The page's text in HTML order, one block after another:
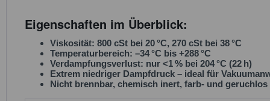
Eigenschaften im Überblick:
Viskosität: 800 cSt bei 20 °C, 270 cSt bei 38 °C
Temperaturbereich: –34 °C bis +288 °C
Verdampfungsverlust: nur <1 % bei 204 °C (22 h)
Extrem niedriger Dampfdruck – ideal für
Nicht brennbar, chemisch inert, farb- und geruchlos